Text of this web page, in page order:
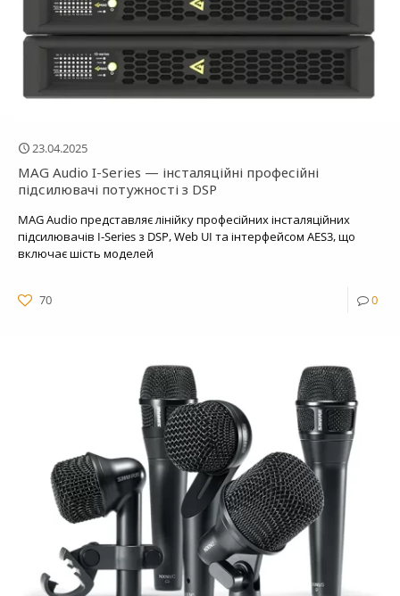
23.04.2025
MAG Audio I-Series — інсталяційні професійні
підсилювачі потужності з DSP
MAG Audio представляє лінійку професійних інсталяційних
підсилювачів I-Series з DSP, Web UI та інтерфейсом AES3, що
включає шість моделей
70 0